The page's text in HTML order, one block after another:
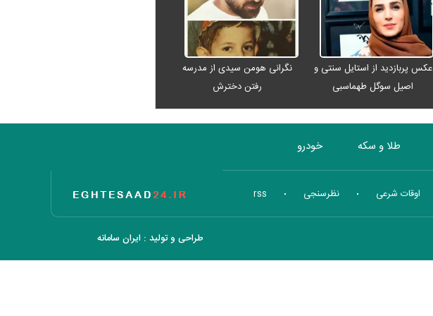
اربعینی
عکس پربازدید از استایل سنتی و
اصیل سوگل طهماسبی
نگرانی هومن سیدی از مدرسه
رفتن دخترش
طلا و سکه خودرو
منهای اقتصاد تاریخ اقتصاد اوقات شرعی نظرسنجی rss
طراحی و تولید : ایران سامانه